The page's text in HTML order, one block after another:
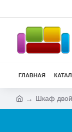
ГЛАВНАЯ
Шкаф